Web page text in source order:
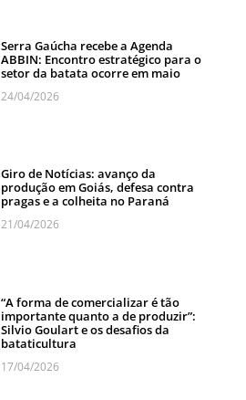
Serra Gaúcha recebe a Agenda
ABBIN: Encontro estratégico para o
setor da batata ocorre em maio
24/04/2026
Giro de Notícias: avanço da
produção em Goiás, defesa contra
pragas e a colheita no Paraná
21/04/2026
“A forma de comercializar é tão
importante quanto a de produzir”:
Silvio Goulart e os desafios da
bataticultura
17/04/2026